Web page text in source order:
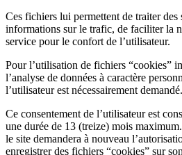
Ces fichiers lui permettent de traiter des
informations sur le trafic, de faciliter la
service pour le confort de l’utilisateur.
Pour l’utilisation de fichiers “cookies”
l’analyse de données à caractère
l’utilisateur est nécessairement demandé.
Ce consentement de l’utilisateur est
une durée de 13 (treize) mois
le site demandera à nouveau
enregistrer des fichiers “cookies” sur